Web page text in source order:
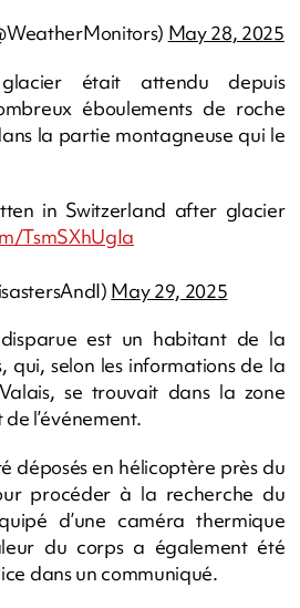
May 28, 2025
glacier était attendu depuis
éboulements de roche
la partie montagneuse qui le
in Switzerland after glacier
TsmSXhUgIa
May 29, 2025
est un habitant de la
qui, selon les informations de la
se trouvait dans la zone
l’événement.
déposés en hélicoptère près du
procéder à la recherche du
d’une caméra thermique
du corps a également été
dans un communiqué.